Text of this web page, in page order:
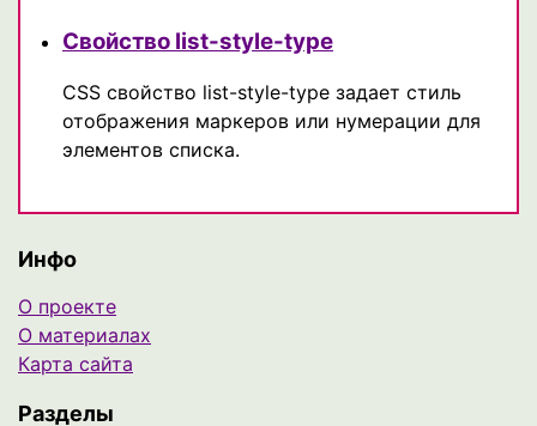
Свойство list-style-type
CSS свойство list-style-type задает стиль
отображения маркеров или нумерации для
элементов списка.
Инфо
О проекте
О материалах
Карта сайта
Разделы